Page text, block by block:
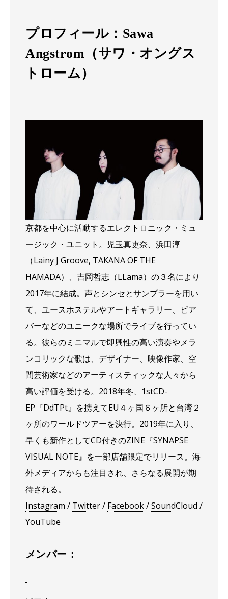
プロフィール：Sawa
Angstrom（サワ・オングス
トローム）
京都を中心に活動するエレクトロニック・ミュ
ージック・ユニット。児玉真吏奈、浜田淳
（Lainy J Groove, TAKANA OF THE
HAMADA）、吉岡哲志（LLama）の３名により
2017年に結成。声とシンセとサンプラーを用い
て、ユースホステルやアートギャラリー、ビア
バーなどのユニークな場所でライブを行ってい
る。彼らのミニマルで即興性の高い演奏やメラ
ンコリックな歌は、デザイナー、映像作家、空
間芸術家などのアーティスティックな人々から
高い評価を受ける。2018年冬、1stCD-
EP『DdTPt』を携えてEU４ヶ国６ヶ所と台湾２
ヶ所のワールドツアーを決行。2019年に入り、
早くも新作としてCD付きのZINE『SYNAPSE
VISUAL NOTE』を一部店舗限定でリリース。 海
外メディアからも注目され、さらなる展開が期
待される。
Instagram / Twitter/ Facebook/SoundCloud /
YouTube
メンバー：